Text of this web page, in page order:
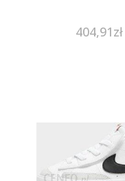
404,91zł